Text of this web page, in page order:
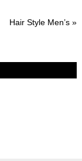
Hair Style Men’s »